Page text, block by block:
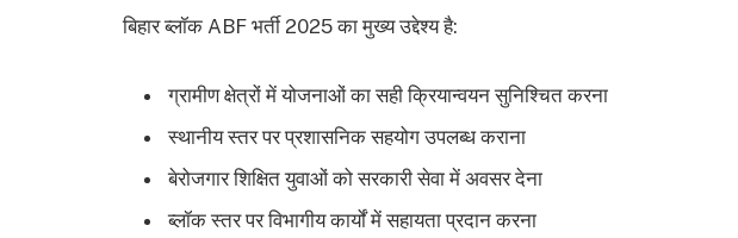
बिहार ब्लॉक ABF भर्ती 2025 का मुख्य उद्देश्य है:
ग्रामीण क्षेत्रों में योजनाओं का सही क्रियान्वयन सुनिश्चित करना
स्थानीय स्तर पर प्रशासनिक सहयोग उपलब्ध कराना
बेरोजगार शिक्षित युवाओं को सरकारी सेवा में अवसर देना
ब्लॉक स्तर पर विभागीय कार्यों में सहायता प्रदान करना